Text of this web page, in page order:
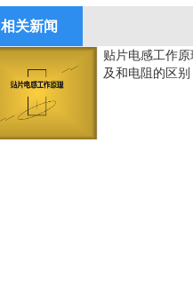
相关新闻
贴片电感工作原
及和电阻的区别